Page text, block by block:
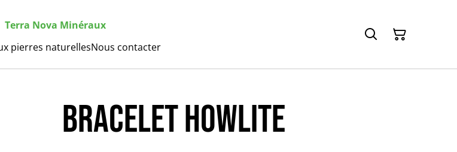
Terra Nova Minéraux
pierres naturellesNous contacter
Bracelet howlite